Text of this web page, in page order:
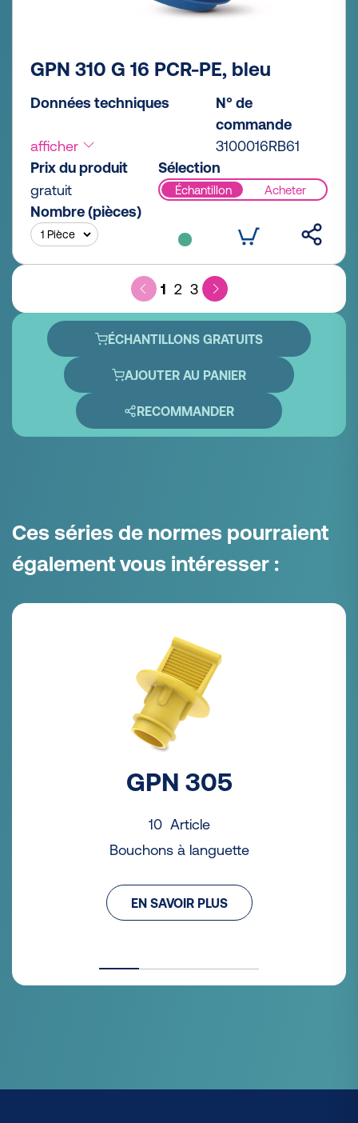
GPN 310 G 16 PCR-PE, bleu
Données techniques
afficher
N° de
commande
3100016RB61
Prix du produit
gratuit
Sélection
Échantillon Acheter
Nombre (pièces)
1 2 3
ÉCHANTILLONS GRATUITS
AJOUTER AU PANIER
RECOMMANDER
Ces séries de normes pourraient
également vous intéresser :
GPN 305
10 Article
Bouchons à languette
EN SAVOIR PLUS